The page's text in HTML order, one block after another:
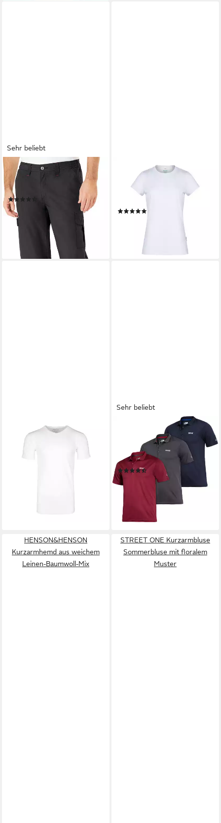
Sehr beliebt
NORDCAP
Caprihose pflegeleicht und
atmungsaktiv
(40)
59,99 € UVP
-14%
lieferbar - in 2-3 Werktagen bei dir
SLEEPCOOL
T-Shirt Funktionshirt Damen,
mit Kühleffekt, atmungsaktiv,
reduziert Schwitzen (3-tlg)
lieferbar - in 2-3 Werktagen bei dir
SLEEPCOOL
T-Shirt Kühlendes Herren
Shirt Herren mit Kühleffekt
34,95 €
Sehr beliebt
Funktionsshirt (3er-Pack)
klassischer Look im
funktionellen Gewebe
74,99 € UVP 120,00 €
-38%
lieferbar - in 2-3 Werktagen bei dir
HENSON&HENSON
Kurzarmhemd aus weichem
Leinen-Baumwoll-Mix
STREET ONE Kurzarmbluse
Sommerbluse mit floralem
Muster